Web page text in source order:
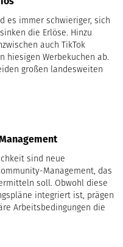
es immer schwieriger, sich
die Erlöse. Hinzu
auch TikTok
hiesigen Werbekuchen ab.
großen landesweiten
sind neue
Management, das
soll. Obwohl diese
integriert ist, prägen
Arbeitsbedingungen die